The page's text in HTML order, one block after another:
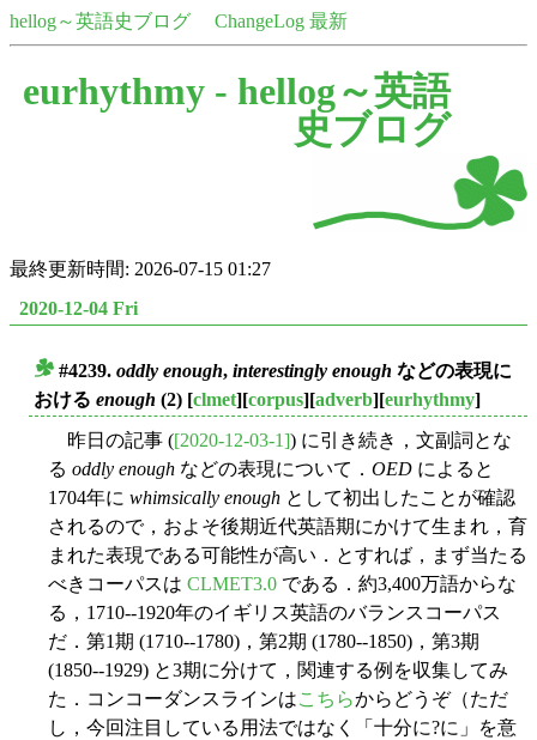
hellog～英語史ブログ ChangeLog 最新
eurhythmy - hellog～英語
史ブログ
最終更新時間: 2026-07-15 01:27
2020-12-04 Fri
#4239. oddly enough, interestingly enough などの表現に
おける enough (2) [clmet][corpus][adverb][eurhythmy]
昨日の記事 ([2020-12-03-1]) に引き続き，文副詞とな
る oddly enough などの表現について． OED によると
1704年に whimsically enough として初出したことが確認
されるので，およそ後期近代英語期にかけて生まれ，育
まれた表現である可能性が高い．とすれば，まず当たる
べきコーパスは CLMET3.0 である．約3,400万語からな
る，1710--1920年のイギリス英語のバランスコーパス
だ．第1期 (1710--1780)，第2期 (1780--1850)，第3期
(1850--1929) と3期に分けて，関連する例を収集してみ
た．コンコーダンスラインはこちらからどうぞ（ただ
し，今回注目している用法ではなく「十分に?に」を意